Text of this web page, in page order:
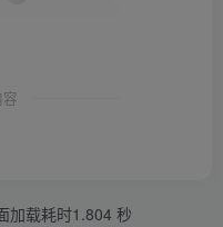
加载耗时1.804 秒